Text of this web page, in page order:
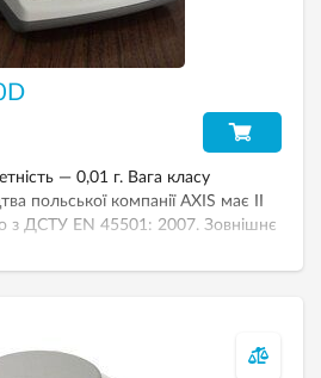
— 0,01 г. Вага класу
польської компанії AXIS має II
з ДСТУ EN 45501: 2007. Зовнішнє